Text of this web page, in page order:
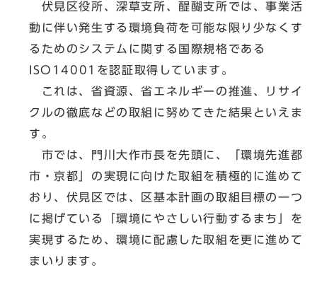
伏見区役所、深草支所、醍醐支所では、事業活
動に伴い発生する環境負荷を可能な限り少なくす
るためのシステムに関する国際規格である
ISO14001を認証取得しています。
これは、省資源、省エネルギーの推進、リサイ
クルの徹底などの取組に努めてきた結果といえま
す。
市では、門川大作市長を先頭に、「環境先進都
市・京都」の実現に向けた取組を積極的に進めて
おり、伏見区では、区基本計画の取組目標の一つ
に掲げている「環境にやさしい行動するまち」を
実現するため、環境に配慮した取組を更に進めて
まいります。